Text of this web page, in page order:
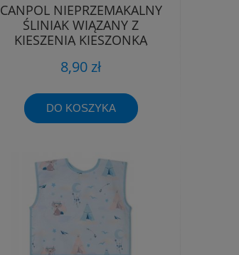
CANPOL NIEPRZEMAKALNY
ŚLINIAK WIĄZANY Z
KIESZENIĄ KIESZONKĄ
8,90 zł
DO KOSZYKA